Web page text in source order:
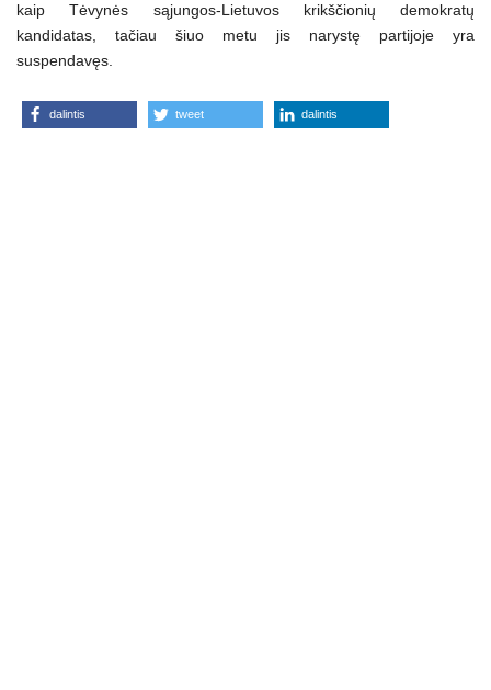
kaip Tėvynės sąjungos-Lietuvos krikščionių demokratų
kandidatas, tačiau šiuo metu jis narystę partijoje yra
suspendavęs.
dalintis tweet dalintis